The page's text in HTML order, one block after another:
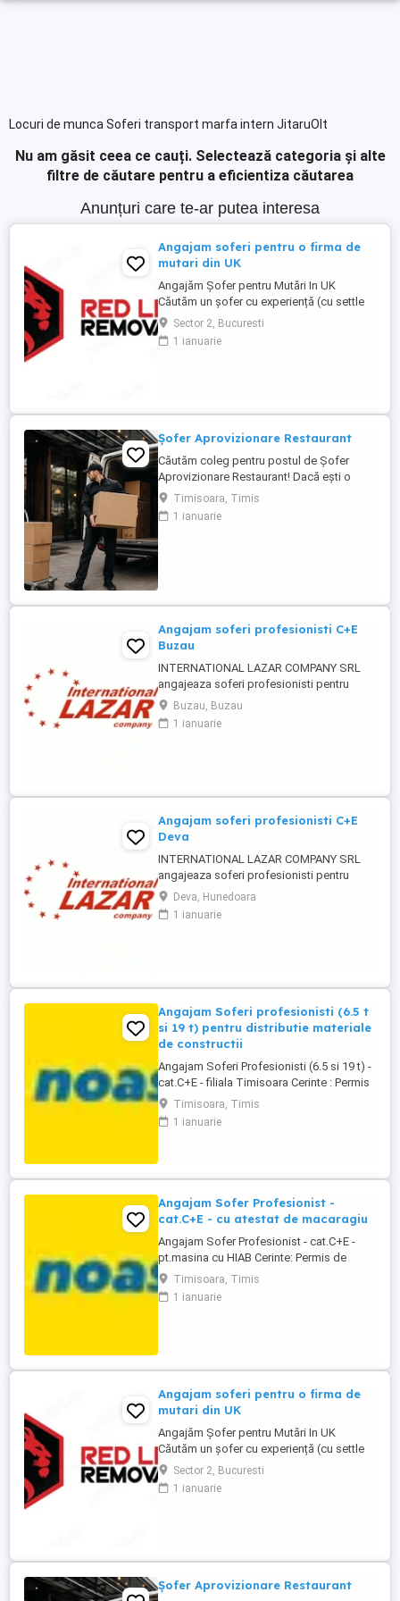
Locuri de munca Soferi transport marfa intern JitaruOlt
Nu am găsit ceea ce cauți. Selectează categoria și alte
filtre de căutare pentru a eficientiza căutarea
Anunțuri care te-ar putea interesa
Angajam soferi pentru o firma de
mutari din UK
Angajăm Șofer pentru Mutări In UK
Căutăm un șofer cu experiență (cu settle
sau pre-settle status în UK), serios,
punctual și cu responsabilitate. Dacă știi
să conduci bine, să ai grijă de marfa
Sector 2, Bucuresti
1 ianuarie
Șofer Aprovizionare Restaurant
Căutăm coleg pentru postul de Șofer
Aprovizionare Restaurant! Dacă ești o
persoană serioasă, organizată și îți place
să fii mereu în mișcare, te vrem în echipa
noastră. Rolul presupune aprovizionarea
Timisoara, Timis
1 ianuarie
Angajam soferi profesionisti C+E
Buzau
INTERNATIONAL LAZAR COMPANY SRL
angajeaza soferi profesionisti pentru
transport intern-prelata Cerinte: Permis
categoria C+E Atestat profesional si card
tahograf Experienta constituie un avantaj
Buzau, Buzau
1 ianuarie
Angajam soferi profesionisti C+E
Deva
INTERNATIONAL LAZAR COMPANY SRL
angajeaza soferi profesionisti pentru
transport intern-prelata Cerinte: Permis
categoria C+E Atestat profesional si card
tahograf Experienta constituie un avantaj
Deva, Hunedoara
1 ianuarie
Angajam Soferi profesionisti (6.5 t
si 19 t) pentru distributie materiale
de constructii
Angajam Soferi Profesionisti (6.5 si 19 t) -
cat.C+E - filiala Timisoara Cerinte : Permis
de conducere categoriile C+E; Atestat
pentru transport marfuri generale; Card
tahograf Responsabilitati: Distributie
marfa ...
Timisoara, Timis
1 ianuarie
Angajam Sofer Profesionist -
cat.C+E - cu atestat de macaragiu
Angajam Sofer Profesionist - cat.C+E -
pt.masina cu HIAB Cerinte: Permis de
conducere categ. C+E; Atestat profesional
pentru transport marfa + card tahograf;
Atestat de macaragiu Descrierea jobului:
Timisoara, Timis
1 ianuarie
Angajam soferi pentru o firma de
mutari din UK
Angajăm Șofer pentru Mutări In UK
Căutăm un șofer cu experiență (cu settle
sau pre-settle status în UK), serios,
punctual și cu responsabilitate. Dacă știi
să conduci bine, să ai grijă de marfa
Sector 2, Bucuresti
1 ianuarie
Șofer Aprovizionare Restaurant